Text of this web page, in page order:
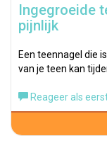
Ingegroeide
pijnlijk
Een teennagel die
van je teen kan
Reageer als